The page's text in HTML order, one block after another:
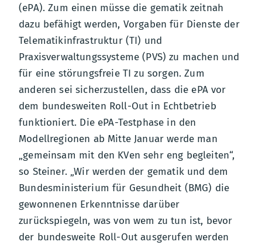
(ePA). Zum einen müsse die gematik zeitnah
dazu befähigt werden, Vorgaben für Dienste der
Telematikinfrastruktur (TI) und
Praxisverwaltungssysteme (PVS) zu machen und
für eine störungsfreie TI zu sorgen. Zum
anderen sei sicherzustellen, dass die ePA vor
dem bundesweiten Roll-Out in Echtbetrieb
funktioniert. Die ePA-Testphase in den
Modellregionen ab Mitte Januar werde man
„gemeinsam mit den KVen sehr eng begleiten“,
so Steiner. „Wir werden der gematik und dem
Bundesministerium für Gesundheit (BMG) die
gewonnenen Erkenntnisse darüber
zurückspiegeln, was von wem zu tun ist, bevor
der bundesweite Roll-Out ausgerufen werden